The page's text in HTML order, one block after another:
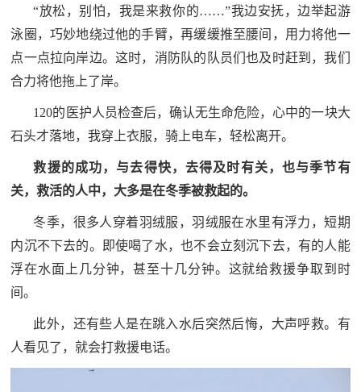
“放松，别怕，我是来救你的……”我边安抚，边举起游
泳圈，巧妙地绕过他的手臂，再缓缓推至腰间，用力将他一
点一点拉向岸边。这时，消防队的队员们也及时赶到，我们
合力将他拖上了岸。
120的医护人员检查后，确认无生命危险，心中的一块大
石头才落地，我穿上衣服，骑上电车，轻松离开。
救援的成功，与去得快，去得及时有关，也与季节有
关，救活的人中，大多是在冬季被救起的。
冬季，很多人穿着羽绒服，羽绒服在水里有浮力，短期
内沉不下去的。即使喝了水，也不会立刻沉下去，有的人能
浮在水面上几分钟，甚至十几分钟。这就给救援争取到时
间。
此外，还有些人是在跳入水后突然后悔，大声呼救。有
人看见了，就会打救援电话。